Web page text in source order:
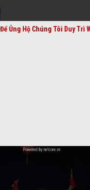
Ủng Hộ Chúng Tôi Duy Trì
Powered by netcore.vn